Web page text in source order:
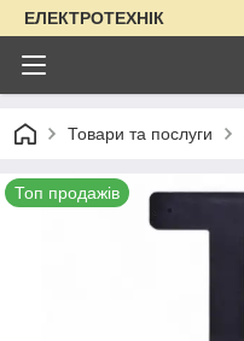
ЕЛЕКТРОТЕХНІК
Товари та послуги
Топ продажів